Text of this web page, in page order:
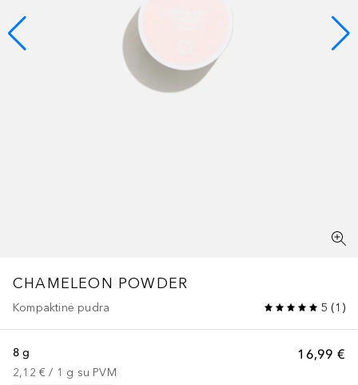
CHAMELEON POWDER
Kompaktinė pudra 5 (1 )
16,99 €
8 g
2,12 € / 1 g su PVM